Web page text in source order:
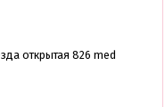
открытая 826 med